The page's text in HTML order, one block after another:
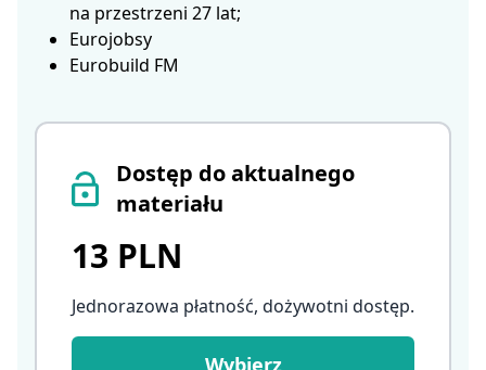
Dostęp do aktualnego
materiału
13 PLN
Jednorazowa płatność, dożywotni dostęp.
Wybierz
na przestrzeni 27 lat;
Eurojobsy
Eurobuild FM